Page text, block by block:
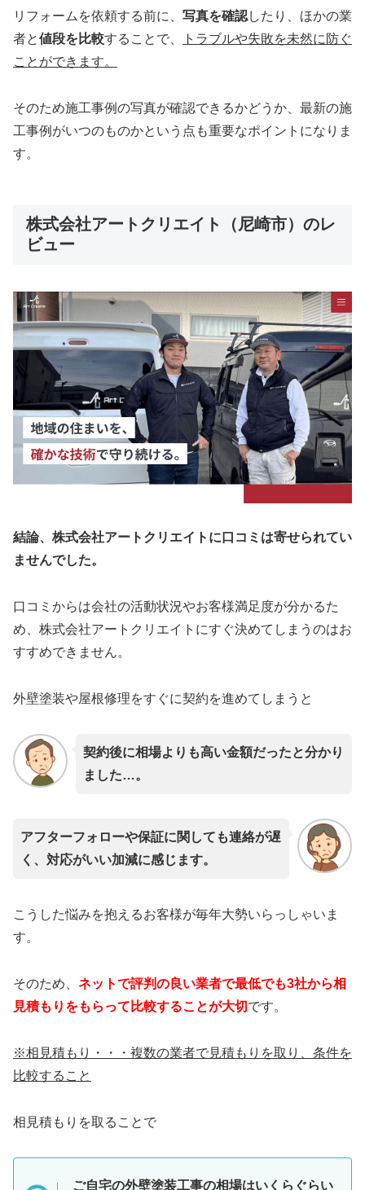
リフォームを依頼する前に、 写真を確認したり、ほかの業
者と値段を比較することで、
トラブルや失敗を未然に防ぐ
ことができます。
そのため施工事例の写真が確認できるかどうか、最新の施
工事例がいつのものかという点も重要なポイントになりま
す。
株式会社アートクリエイト（尼崎市）のレ
ビュー
結論、株式会社アートクリエイトに口コミは寄せられてい
ませんでした。
口コミからは会社の活動状況やお客様満足度が分かるた
め、株式会社アートクリエイトにすぐ決めてしまうのはお
すすめできません。
外壁塗装や屋根修理をすぐに契約を進めてしまうと
契約後に相場よりも高い金額だったと分かり
ました…。
アフターフォローや保証に関しても連絡が遅
く、対応がいい加減に感じます。
こうした悩みを抱えるお客様が毎年大勢いらっしゃいま
す。
そのため、 ネットで評判の良い業者で最低でも3社から相
見積もりをもらって比較することが大切です。
※相見積もり・・・複数の業者で見積もりを取り、条件を
比較すること
相見積もりを取ることで
ご自宅の外壁塗装工事の相場はいくらぐらい